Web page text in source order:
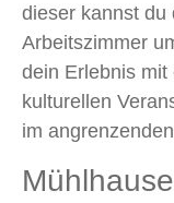
dieser kannst du
Arbeitszimmer
dein Erlebnis mit
kulturellen
im